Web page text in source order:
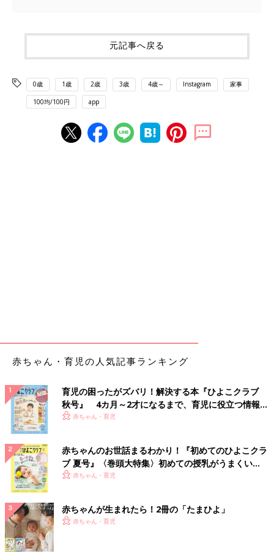
元記事へ戻る
0歳 1歳 2歳 3歳 4歳～ Instagram 家事
100均/100円 app
赤ちゃん・育児の人気記事ランキング
育児の困ったがズバリ！解決する本『ひよこクラブ
秋号』 4カ月～2才になるまで、育児に役立つ情報が
いっぱい！
赤ちゃん・育児
赤ちゃんのお世話まるわかり！『初めてのひよこクラ
ブ 夏号』〈巻頭大特集〉初めての授乳がうまくい
く！ おっぱい・ミルクの基本と夏のトラブル 解決テ
赤ちゃん・育児
赤ちゃんが生まれたら！2冊の「たまひよ」
赤ちゃん・育児